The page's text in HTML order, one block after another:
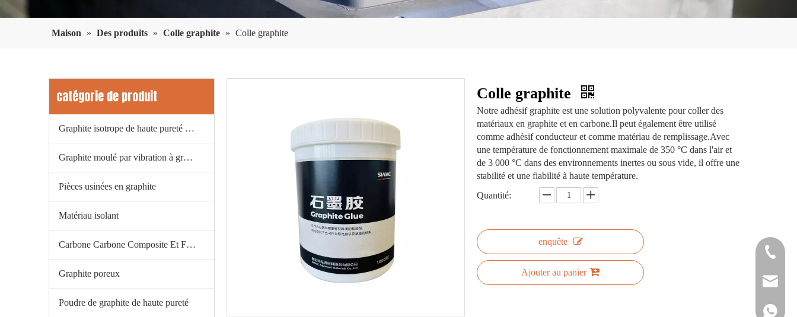
Maison » Des produits » Colle graphite » Colle graphite
catégorie de produit
Graphite isotrope de haute pureté à grains fins
Graphite moulé par vibration à grain moyen
Pièces usinées en graphite
Matériau isolant
Carbone Carbone Composite Et Feutre
Graphite poreux
Poudre de graphite de haute pureté
Colle graphite
Notre adhésif graphite est une solution polyvalente pour coller des
matériaux en graphite et en carbone.Il peut également être utilisé
comme adhésif conducteur et comme matériau de remplissage.Avec
une température de fonctionnement maximale de 350 °C dans l'air et
de 3 000 °C dans des environnements inertes ou sous vide, il offre une
stabilité et une fiabilité à haute température.
Quantité:
enquête
Ajouter au panier
+86-